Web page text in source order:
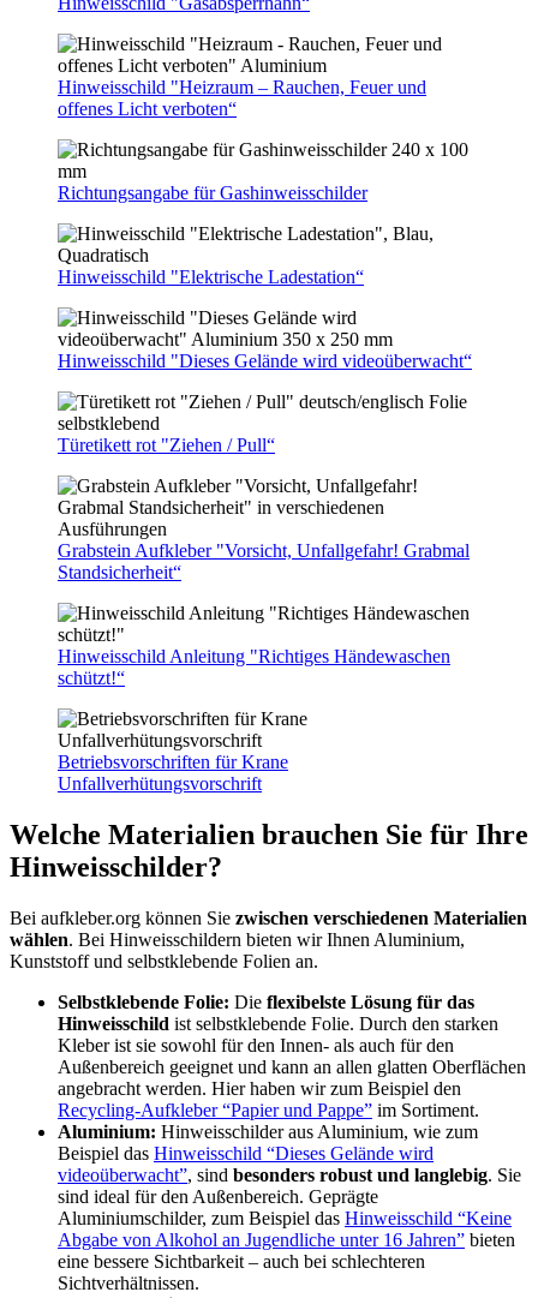
Hinweisschild "Heizraum – Rauchen, Feuer und
offenes Licht verboten“
Richtungsangabe für Gashinweisschilder
Hinweisschild "Elektrische Ladestation“
Hinweisschild "Dieses Gelände wird videoüberwacht“
Türetikett rot "Ziehen / Pull“
Grabstein Aufkleber "Vorsicht, Unfallgefahr! Grabmal
Standsicherheit“
Hinweisschild Anleitung "Richtiges Händewaschen
schützt!“
Betriebsvorschriften für Krane
Unfallverhütungsvorschrift
Welche Materialien brauchen Sie für Ihre
Hinweisschilder?
Bei aufkleber.org können Sie zwischen verschiedenen Materialien
wählen. Bei Hinweisschildern bieten wir Ihnen Aluminium,
Kunststoff und selbstklebende Folien an.
Selbstklebende Folie: Die flexibelste Lösung für das
Hinweisschild ist selbstklebende Folie. Durch den starken
Kleber ist sie sowohl für den Innen- als auch für den
Außenbereich geeignet und kann an allen glatten Oberflächen
angebracht werden. Hier haben wir zum Beispiel den
Recycling-Aufkleber “Papier und Pappe” im Sortiment.
Aluminium: Hinweisschilder aus Aluminium, wie zum
Beispiel das Hinweisschild “Dieses Gelände wird
videoüberwacht”, sind besonders robust und langlebig. Sie
sind ideal für den Außenbereich. Geprägte
Aluminiumschilder, zum Beispiel das Hinweisschild “Keine
Abgabe von Alkohol an Jugendliche unter 16 Jahren” bieten
eine bessere Sichtbarkeit – auch bei schlechteren
Sichtverhältnissen.